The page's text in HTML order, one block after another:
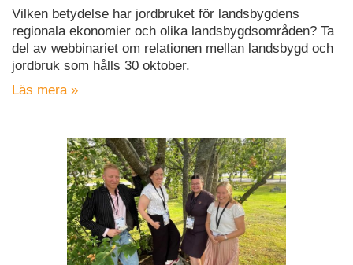
Vilken betydelse har jordbruket för landsbygdens
regionala ekonomier och olika landsbygdsområden? Ta
del av webbinariet om relationen mellan landsbygd och
jordbruk som hålls 30 oktober.
Läs mera »